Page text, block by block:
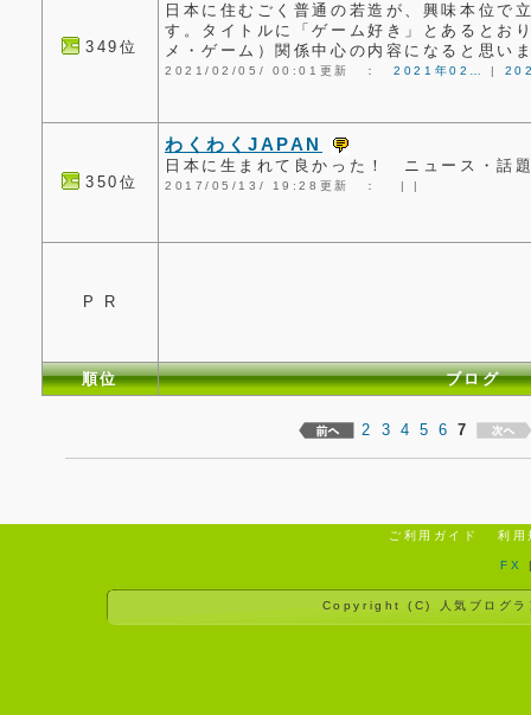
349位
日本に住むごく普通の若造が、興味本位で
す。タイトルに「ゲーム好き」とあるとお
メ・ゲーム）関係中心の内容になると思い
2021/02/05/ 00:01更新 ：2021年02… |
350位
わくわくJAPAN
日本に生まれて良かった！ ニュース・話
2017/05/13/ 19:28更新 ： | |
P R
順位 ブログ
2 3 4 5 6 7
ご利用ガイド 利用
FX
Copyright (C) 人気ブログ